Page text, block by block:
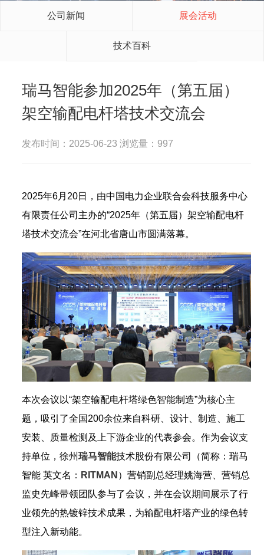
公司新闻 展会活动
技术百科
瑞马智能参加2025年（第五届）
架空输配电杆塔技术交流会
发布时间：2025-06-23 浏览量：997
2025年6月20日，由中国电力企业联合会科技服务中心
有限责任公司主办的“2025年（第五届）架空输配电杆
塔技术交流会”在河北省唐山市圆满落幕。
本次会议以“架空输配电杆塔绿色智能制造”为核心主
题，吸引了全国200余位来自科研、设计、制造、施工
安装、质量检测及上下游企业的代表参会。作为会议支
持单位，徐州瑞马智能技术股份有限公司（简称：瑞马
智能 英文名： RITMAN ）营销副总经理姚海营、营销总
监史先峰带领团队参与了会议，并在会议期间展示了行
业领先的热镀锌技术成果，为输配电杆塔产业的绿色转
型注入新动能。